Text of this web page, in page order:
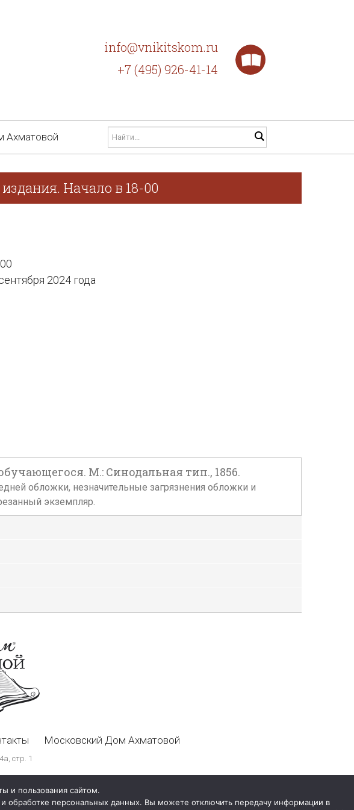
info@vnikitskom.ru
+7 (495) 926-41-14
Ахматовой
Начало в 18-00
2024 года
М.: Синодальная тип., 1856.
обложки, незначительные загрязнения обложки и
экземпляр.
Московский Дом Ахматовой
стр. 1
и пользования сайтом.
обработке персональных данных. Вы можете отключить передачу информации в